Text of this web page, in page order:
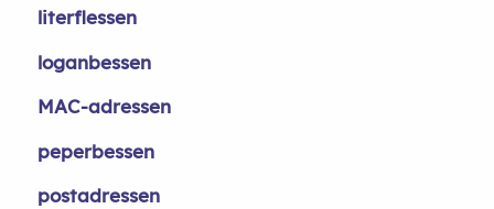
literflessen
loganbessen
MAC-adressen
peperbessen
postadressen